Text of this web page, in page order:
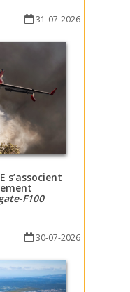
31-07-2026
s’associent
F100
30-07-2026